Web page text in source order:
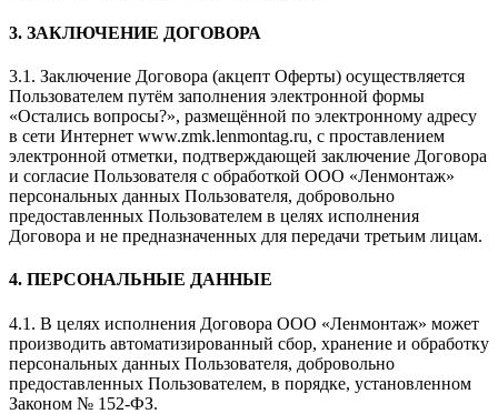
3. ЗАКЛЮЧЕНИЕ ДОГОВОРА
3.1. Заключение Договора (акцепт Оферты) осуществляется
Пользователем путём заполнения электронной формы
«Остались вопросы?», размещённой по электронному адресу
в сети Интернет www.zmk.lenmontag.ru, с проставлением
электронной отметки, подтверждающей заключение Договора
и согласие Пользователя с обработкой ООО «Ленмонтаж»
персональных данных Пользователя, добровольно
предоставленных Пользователем в целях исполнения
Договора и не предназначенных для передачи третьим лицам.
4. ПЕРСОНАЛЬНЫЕ ДАННЫЕ
4.1. В целях исполнения Договора ООО «Ленмонтаж» может
производить автоматизированный сбор, хранение и обработку
персональных данных Пользователя, добровольно
предоставленных Пользователем, в порядке, установленном
Законом № 152-ФЗ.